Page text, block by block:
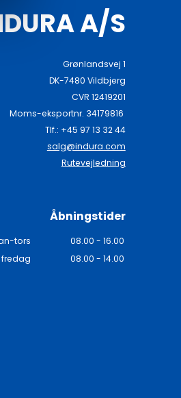
A/S
Grønlandsvej 1
DK-7480 Vildbjerg
CVR 12419201
Moms-eksportnr. 34179816
Tlf.: +45 97 13 32 44
salg@indura.com
Rutevejledning
Åbningstider
tors
08.00 - 16.00
fredag
08.00 - 14.00